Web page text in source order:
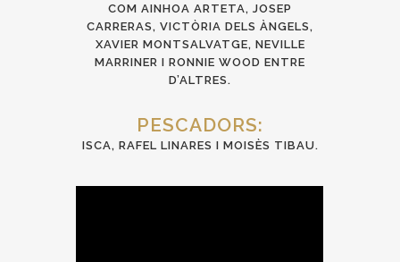
COM AINHOA ARTETA, JOSEP
CARRERAS, VICTÒRIA DELS ÀNGELS,
XAVIER MONTSALVATGE, NEVILLE
MARRINER I RONNIE WOOD ENTRE
D’ALTRES.
PESCADORS:
ISCA, RAFEL LINARES I MOISÈS TIBAU.